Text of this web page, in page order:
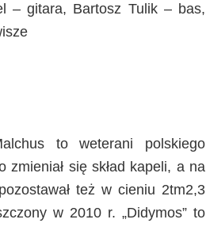
– gitara, Bartosz Tulik – bas,
to weterani polskiego
zmieniał się skład kapeli, a na
też w cieniu 2tm2,3
w 2010 r. „Didymos” to